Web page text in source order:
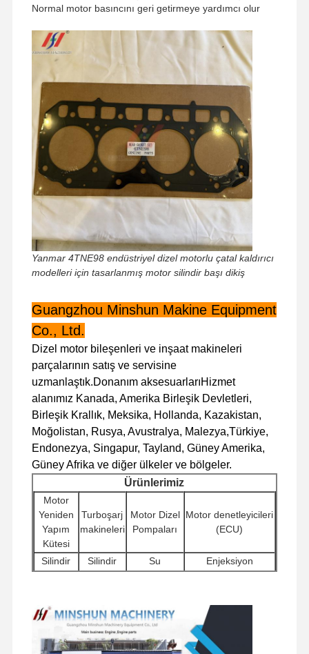
Evde Ürün VR Gösterisi Hakkımızda
Fabrika Turu Kalite Kontrol
Bizimle
İletişim
Haberler
Davalar
Perkins Motoru
Yanmar Motoru
kubota motor
Cummins Motoru
Normal motor basıncını geri getirmeye yardımcı olur
Yanmar 4TNE98 endüstriyel dizel motorlu çatal kaldırıcı
modelleri için tasarlanmış motor silindir başı dikiş
Guangzhou Minshun Makine Equipment
Co., Ltd.
Dizel motor bileşenleri ve inşaat makineleri
parçalarının satış ve servisine
uzmanlaştık.Donanım aksesuarlarıHizmet
alanımız Kanada, Amerika Birleşik Devletleri,
Birleşik Krallık, Meksika, Hollanda, Kazakistan,
Moğolistan, Rusya, Avustralya, Malezya,Türkiye,
Endonezya, Singapur, Tayland, Güney Amerika,
Güney Afrika ve diğer ülkeler ve bölgeler.
Ürünlerimiz
Motor
Yeniden
Yapım
Kütesi
Turboşarj
makineleri
Motor Dizel
Pompaları
Motor denetleyicileri
(ECU)
Silindir
Blokları
Silindir
başları
Su
Pompaları
Enjeksiyon
makineleri
motorlar
Pompalar
bileşenler
Dağıtıcı
Valflar
Seyahat
Motoru
Şasi bileşenleri ve
diğer aksesuarlar